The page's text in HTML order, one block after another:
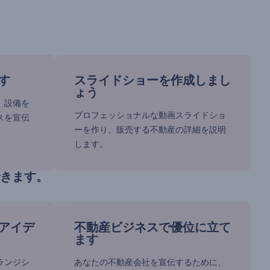
設備を
を宣伝
スライドショーを作成しまし
ょう
プロフェッショナルな動画スライドショ
ーを作り、販売する不動産の詳細を説明
します。
ます。
イデ
ンジシ
不動産ビジネスで優位に立て
ます
あなたの不動産会社を宣伝するために、